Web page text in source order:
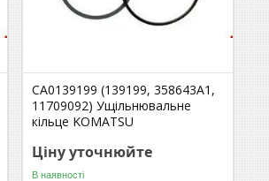
CA0139199 (139199, 358643A1,
11709092) Ущільнювальне
кільце KOMATSU
Ціну уточнюйте
В наявності